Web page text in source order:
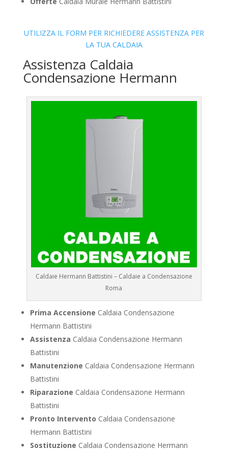
UTILIZZA IL FORM PER RICHIEDERE ASSISTENZA PER
LA TUA CALDAIA
Assistenza Caldaia
Condensazione Hermann
Caldaie Hermann Battistini – Caldaie a Condensazione
Roma
Prima Accensione Caldaia Condensazione
Hermann Battistini
Assistenza Caldaia Condensazione Hermann
Battistini
Manutenzione Caldaia Condensazione Hermann
Battistini
Riparazione Caldaia Condensazione Hermann
Battistini
Pronto Intervento Caldaia Condensazione
Hermann Battistini
Sostituzione Caldaia Condensazione Hermann